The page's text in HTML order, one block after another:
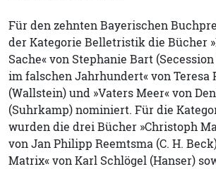
Für den zehnten Bayerischen
der Kategorie Belletristik die Bücher
Sache« von Stephanie Bart
im falschen Jahrhundert« von Teresa
(Wallstein) und »Vaters Meer« von
(Suhrkamp) nominiert. Für die
wurden die drei Bücher »Christoph
von Jan Philipp Reemtsma (C. H.
Matrix« von Karl Schlögel (Hanser)